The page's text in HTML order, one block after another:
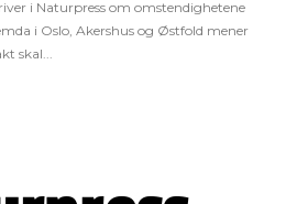
i Naturpress om omstendighetene
i Oslo, Akershus og Østfold mener
skal...